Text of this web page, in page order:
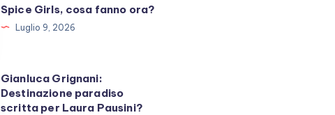
Spice Girls, cosa fanno ora?
Luglio 9, 2026
Gianluca Grignani:
Destinazione paradiso
scritta per Laura Pausini?